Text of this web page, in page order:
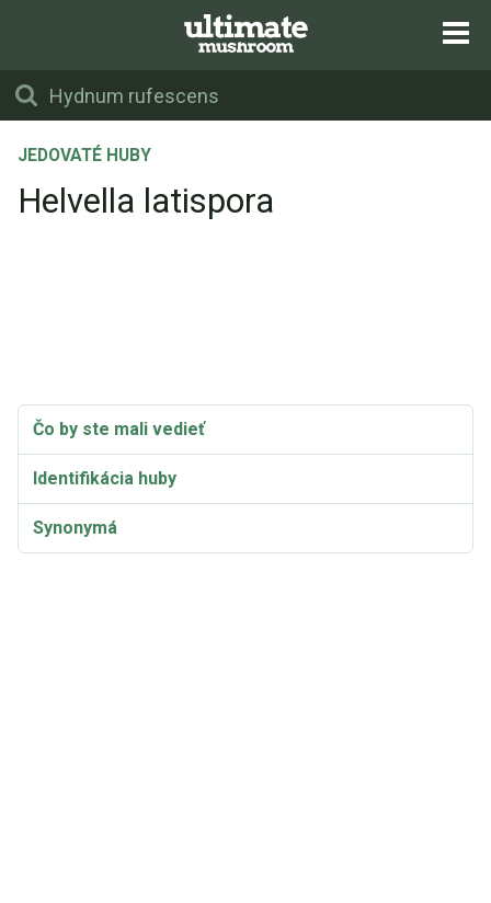
JEDOVATÉ HUBY
Helvella latispora
Čo by ste mali vedieť
Identifikácia huby
Synonymá